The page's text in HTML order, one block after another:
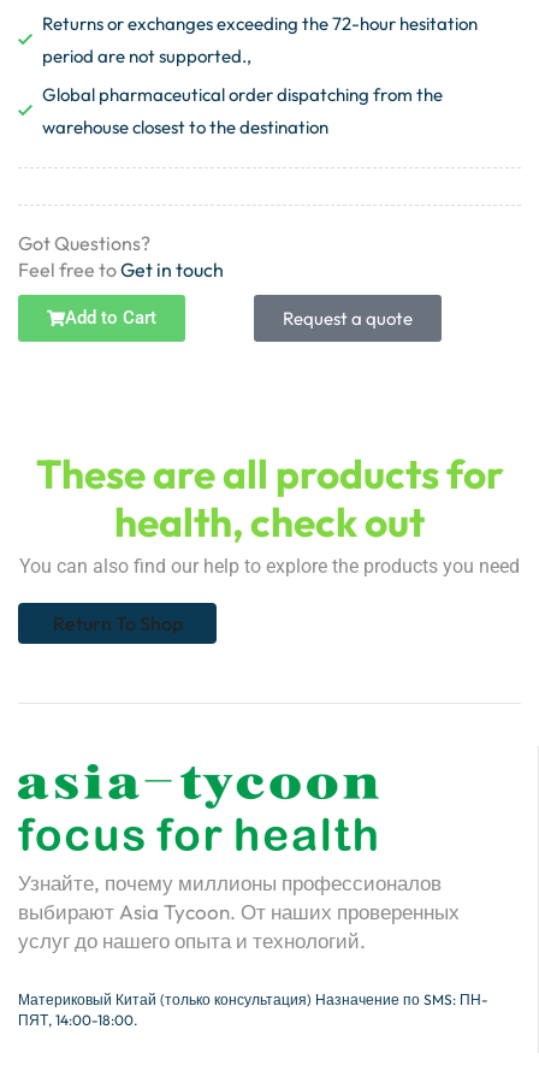
Returns or exchanges exceeding the 72-hour hesitation
period are not supported.,
Global pharmaceutical order dispatching from the
warehouse closest to the destination
Got Questions?
Feel free toGet in touch
Add to Cart Request a quote
These are all products for
health, check out
You can also find our help to explore the products you need
Return To Shop
Узнайте, почему миллионы профессионалов
выбирают Asia Tycoon. От наших проверенных
услуг до нашего опыта и технологий.
Материковый Китай (только консультация) Назначение по SMS: ПН-
ПЯТ, 14:00-18:00.